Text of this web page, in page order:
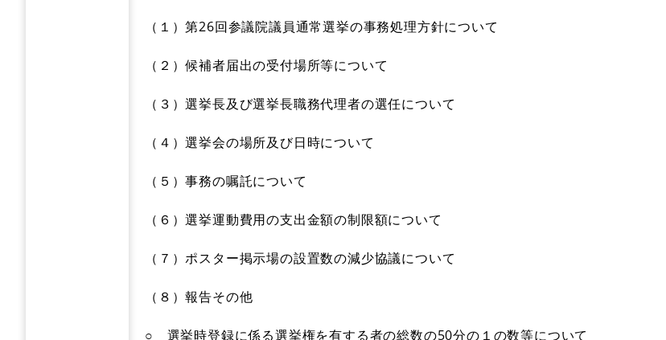
（１）第26回参議院議員通常選挙の事務処理方針について
（２）候補者届出の受付場所等について
（３）選挙長及び選挙長職務代理者の選任について
（４）選挙会の場所及び日時について
（５）事務の嘱託について
（６）選挙運動費用の支出金額の制限額について
（７）ポスター掲示場の設置数の減少協議について
（８）報告その他
○ 選挙時登録に係る選挙権を有する者の総数の50分の１の数等について